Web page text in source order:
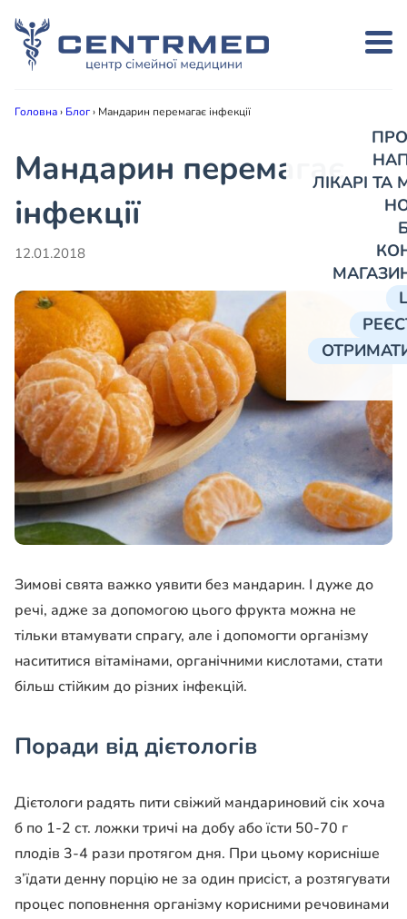
ЛІКАРІ
Головна› Блог› Мандарин перемагає інфекції
Мандарин перемагає
інфекції
12.01.2018
Зимові свята важко уявити без мандарин. І дуже до
речі, адже за допомогою цього фрукта можна не
тільки втамувати спрагу, але і допомогти організму
насититися вітамінами, органічними кислотами, стати
більш стійким до різних інфекцій.
Поради від дієтологів
Дієтологи радять пити свіжий мандариновий сік хоча
б по 1-2 ст. ложки тричі на добу або їсти 50-70 г
плодів 3-4 рази протягом дня. При цьому корисніше
з’їдати денну порцію не за один присіст, а розтягувати
процес поповнення організму корисними речовинами